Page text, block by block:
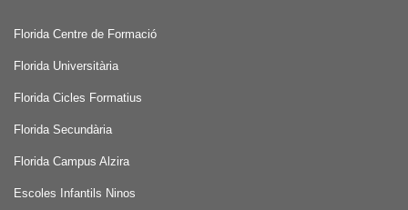
Florida Centre de Formació
Florida Universitària
Florida Cicles Formatius
Florida Secundària
Florida Campus Alzira
Escoles Infantils Ninos